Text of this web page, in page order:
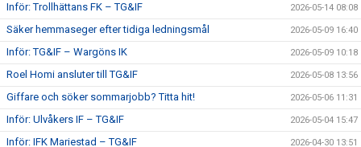
Inför: Trollhättans FK – TG&IF 2026-05-14 08:08
Säker hemmaseger efter tidiga ledningsmål 2026-05-09 16:40
Inför: TG&IF – Wargöns IK 2026-05-09 10:18
Roel Homi ansluter till TG&IF 2026-05-08 13:56
Giffare och söker sommarjobb? Titta hit! 2026-05-06 11:31
Inför: Ulvåkers IF – TG&IF 2026-05-04 15:47
Inför: IFK Mariestad – TG&IF 2026-04-30 13:51